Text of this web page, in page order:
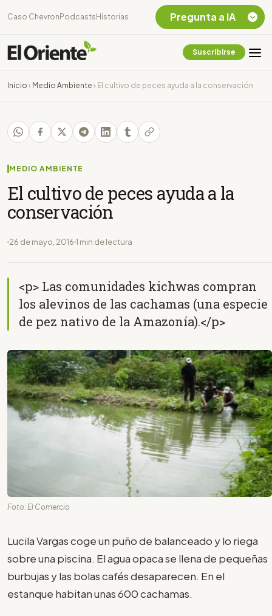
Caso Chevron Podcasts Historias
Suscribirse
Inicio › Medio Ambiente › El cultivo de peces ayuda a la conservación
MEDIO AMBIENTE
El cultivo de peces ayuda a la
conservación
26 de mayo, 2016 1 min de lectura
<p> Las comunidades kichwas compran
los alevinos de las cachamas (una especie
de pez nativo de la Amazonía).</p>
Foto: El Comercio
Lucila Vargas coge un puño de balanceado y lo riega
sobre una piscina. El agua opaca se llena de pequeñas
burbujas y las bolas cafés desaparecen. En el
estanque habitan unas 600 cachamas.
Pregunta a IA
Chevron Ecuador